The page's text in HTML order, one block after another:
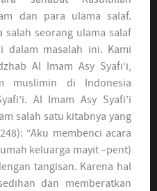
dan para ulama salaf.
salah seorang ulama salaf
dalam masalah ini. Kami
Al Imam Asy Syafi’i,
muslimin di Indonesia
Al Imam Asy Syafi’i
salah satu kitabnya yang
“Aku membenci acara
keluarga mayit –pent)
tangisan. Karena hal
dan memberatkan